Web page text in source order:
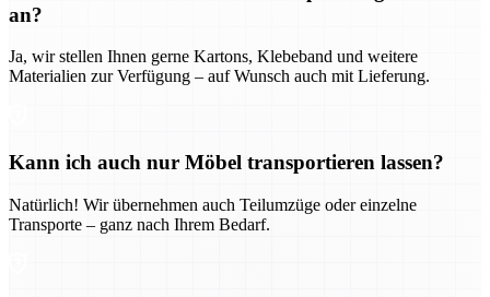
an?
Ja, wir stellen Ihnen gerne Kartons, Klebeband und weitere
Materialien zur Verfügung – auf Wunsch auch mit Lieferung.
Kann ich auch nur Möbel transportieren lassen?
Natürlich! Wir übernehmen auch Teilumzüge oder einzelne
Transporte – ganz nach Ihrem Bedarf.